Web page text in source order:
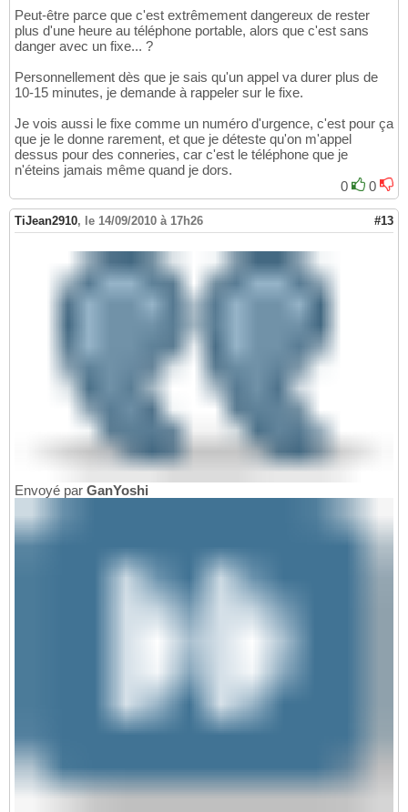
Peut-être parce que c'est extrêmement dangereux de rester
plus d'une heure au téléphone portable, alors que c'est sans
danger avec un fixe... ?
Personnellement dès que je sais qu'un appel va durer plus de
10-15 minutes, je demande à rappeler sur le fixe.
Je vois aussi le fixe comme un numéro d'urgence, c'est pour ça
que je le donne rarement, et que je déteste qu'on m'appel
dessus pour des conneries, car c'est le téléphone que je
n'éteins jamais même quand je dors.
0
0
TiJean2910, le 14/09/2010 à 17h26 #13
Envoyé par GanYoshi